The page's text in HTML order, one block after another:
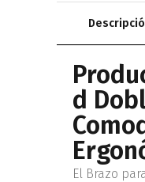
d
El Brazo